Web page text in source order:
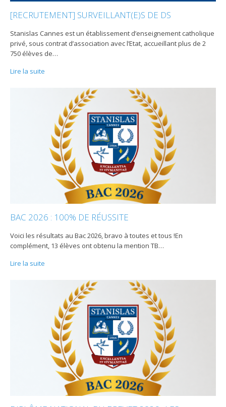
[RECRUTEMENT] SURVEILLANT(E)S DE DS
Stanislas Cannes est un établissement d’enseignement catholique
privé, sous contrat d’association avec l’Etat, accueillant plus de 2
750 élèves de…
Lire la suite
BAC 2026 : 100% DE RÉUSSITE
Voici les résultats au Bac 2026, bravo à toutes et tous !En
complément, 13 élèves ont obtenu la mention TB…
Lire la suite